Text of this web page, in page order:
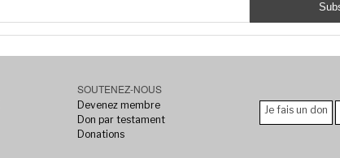
SOUTENEZ-NOUS
Devenez membre
Don par testament
Donations
Je fais un don